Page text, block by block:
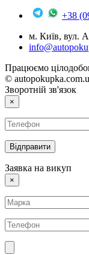
+38
м. Київ, вул.
Працюємо
©
Зворотній зв'язок
×
Заявка на викуп
×